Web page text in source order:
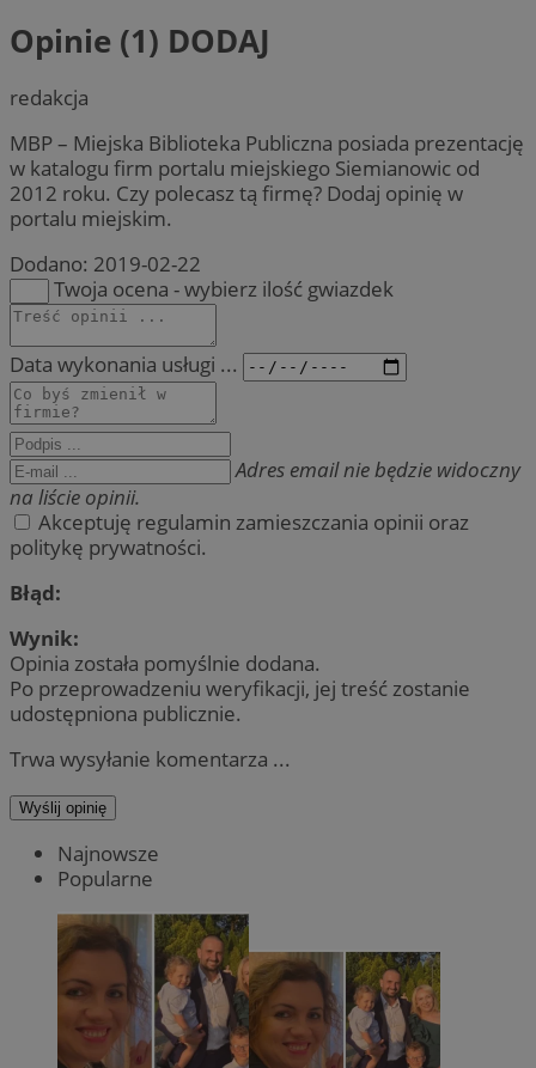
Opinie (1) DODAJ
redakcja
MBP – Miejska Biblioteka Publiczna posiada prezentację
w katalogu firm portalu miejskiego Siemianowic od
2012 roku. Czy polecasz tą firmę? Dodaj opinię w
portalu miejskim.
Dodano: 2019-02-22
Twoja ocena - wybierz ilość gwiazdek
Data wykonania usługi ...
Adres email nie będzie widoczny
na liście opinii.
Akceptuję regulamin zamieszczania opinii oraz
politykę prywatności.
Błąd:
Wynik:
Opinia została pomyślnie dodana.
Po przeprowadzeniu weryfikacji, jej treść zostanie
udostępniona publicznie.
Trwa wysyłanie komentarza ...
Wyślij opinię
Najnowsze
Popularne